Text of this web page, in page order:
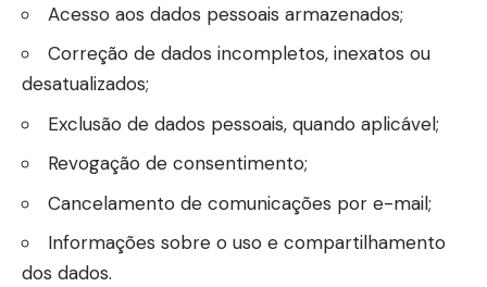
Acesso aos dados pessoais armazenados;
Correção de dados incompletos, inexatos ou
desatualizados;
Exclusão de dados pessoais, quando aplicável;
Revogação de consentimento;
Cancelamento de comunicações por e-mail;
Informações sobre o uso e compartilhamento
dos dados.